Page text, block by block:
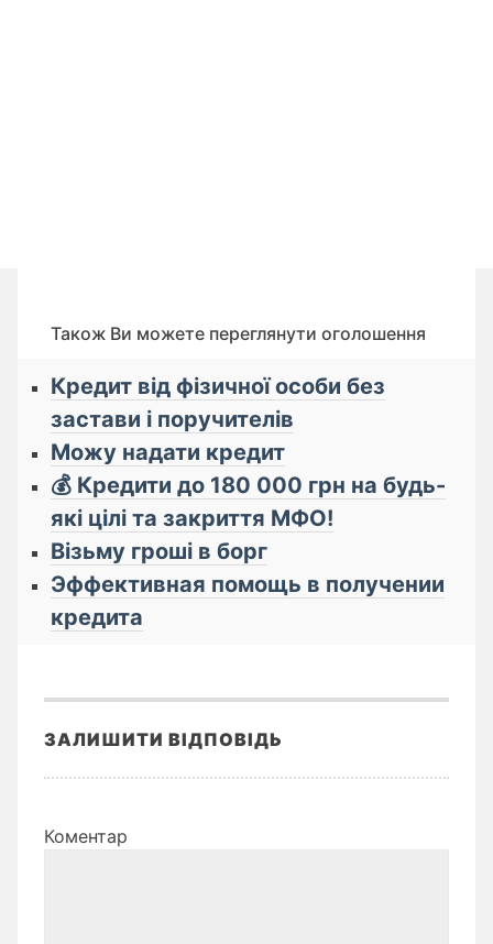
Також Ви можете переглянути оголошення
Кредит від фізичної особи без
застави і поручителів
Можу надати кредит
💰 Кредити до 180 000 грн на будь-
які цілі та закриття МФО!
Візьму гроші в борг
Эффективная помощь в получении
кредита
ЗАЛИШИТИ ВІДПОВІДЬ
Коментар